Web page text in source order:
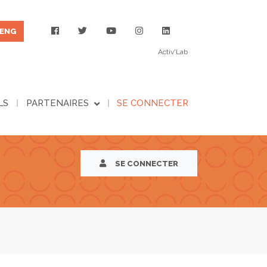
ENG
Activ'Lab
PARTENAIRES SE CONNECTER
SE CONNECTER